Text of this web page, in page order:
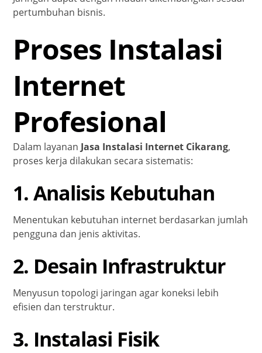
pertumbuhan bisnis.
Proses Instalasi
Internet
Profesional
Dalam layanan Jasa Instalasi Internet Cikarang,
proses kerja dilakukan secara sistematis:
1. Analisis Kebutuhan
Menentukan kebutuhan internet berdasarkan jumlah
pengguna dan jenis aktivitas.
2. Desain Infrastruktur
Menyusun topologi jaringan agar koneksi lebih
efisien dan terstruktur.
3. Instalasi Fisik